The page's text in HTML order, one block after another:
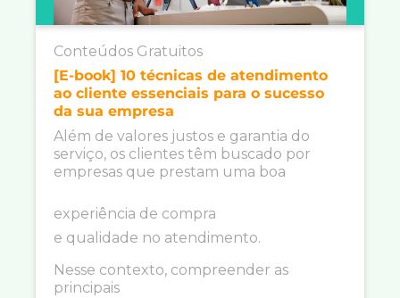
Conteúdos Gratuitos
[E-book] 10 técnicas de atendimento
ao cliente essenciais para o sucesso
da sua empresa
Além de valores justos e garantia do
serviço, os clientes têm buscado por
empresas que prestam uma boa
experiência de compra
e qualidade no atendimento.
Nesse contexto, compreender as
principais